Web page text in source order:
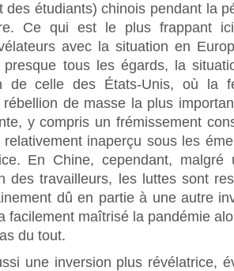
des étudiants) chinois pendant la
Ce qui est le plus frappant
avec la situation en
presque tous les égards, la
de celle des États-Unis, où la
de masse la plus
y compris un frémissement
inaperçu sous les
En Chine, cependant, malgré
des travailleurs, les luttes sont
dû en partie à une autre
facilement maîtrisé la pandémie
du tout.
une inversion plus révélatrice,